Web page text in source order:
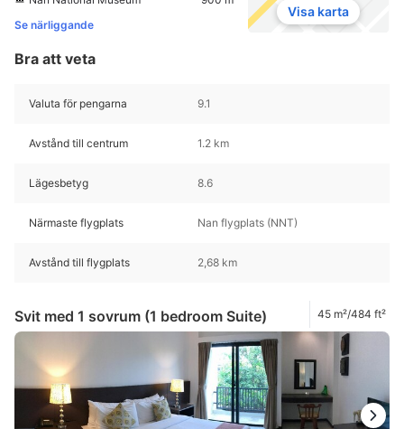
Se närliggande
Visa karta
Bra att veta
Valuta för pengarna 9.1
Avstånd till centrum 1.2 km
Lägesbetyg 8.6
Närmaste flygplats Nan flygplats (NNT)
Avstånd till flygplats 2,68 km
Svit med 1 sovrum (1 bedroom Suite) 45 m²/484 ft²